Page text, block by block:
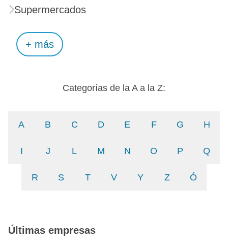
Supermercados
+ más
Categorías de la A a la Z:
A B C D E F G H
I J L M N O P Q
R S T V Y Z Ó
Últimas empresas